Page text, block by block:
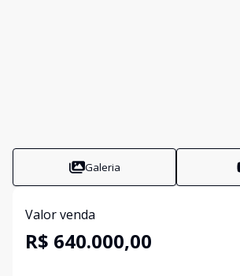
Galeria
Valor venda
R$ 640.000,00